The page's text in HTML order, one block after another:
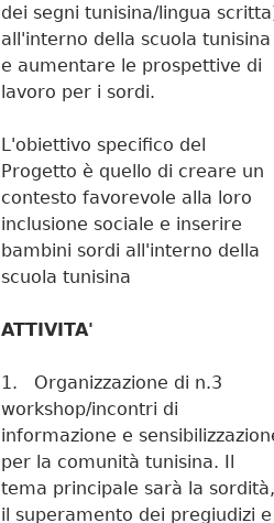
dei segni tunisina/lingua
all'interno della scuola tunisina
e aumentare le prospettive di
lavoro per i sordi.
L'obiettivo specifico del
Progetto è quello di creare un
contesto favorevole alla loro
inclusione sociale e inserire
bambini sordi all'interno della
scuola tunisina
ATTIVITA'
1. Organizzazione di n.3
workshop/incontri di
informazione e
per la comunità tunisina. Il
tema principale sarà la sordità,
il superamento dei pregiudizi e